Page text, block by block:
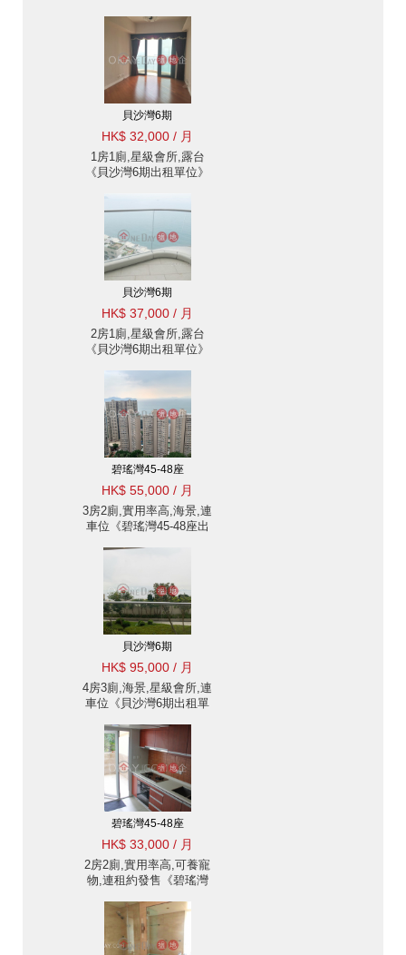
貝沙灣6期
HK$ 32,000 / 月
1房1廁,星級會所,露台
《貝沙灣6期出租單位》
貝沙灣6期
HK$ 37,000 / 月
2房1廁,星級會所,露台
《貝沙灣6期出租單位》
碧瑤灣45-48座
HK$ 55,000 / 月
3房2廁,實用率高,海景,連
車位《碧瑤灣45-48座出
貝沙灣6期
HK$ 95,000 / 月
4房3廁,海景,星級會所,連
車位《貝沙灣6期出租單
碧瑤灣45-48座
HK$ 33,000 / 月
2房2廁,實用率高,可養寵
物,連租約發售《碧瑤灣